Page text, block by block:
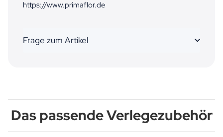
https://www.primaflor.de
Frage zum Artikel
Das passende Verlegezubehör